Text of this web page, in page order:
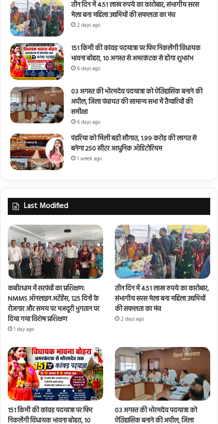
तीन दिन में 4.51 लाख रुपये का कारोबार, संभागीय सरस
मेला बना महिला उद्यमियों की सफलता का मंच
2 days ago
151 किमी की कांवड़ पदयात्रा पर फिर निकलेंगी विधायक
भावना बोहरा, 10 अगस्त से अमरकंटक से होगा शुभारंभ
6 days ago
03 अगस्त की भोरमदेव पदयात्रा को ऐतिहासिक बनाने की
अपील, जिला पंचायत की सामान्य सभा में तैयारियों की
समीक्षा
6 days ago
पंडरिया को मिली बड़ी सौगात, 1.99 करोड़ की लागत से
बनेगा 250 सीटर आधुनिक ऑडिटोरियम
1 week ago
Last Modified
कबीरधाम में सरपंचों का प्रशिक्षण:
NMMS ऑनलाइन अटेंडेंस, 125 दिनों के
रोजगार और समय पर मजदूरी भुगतान पर
दिया गया विशेष प्रशिक्षण
1 day ago
तीन दिन में 4.51 लाख रुपये का कारोबार,
संभागीय सरस मेला बना महिला उद्यमियों
की सफलता का मंच
2 days ago
151 किमी की कांवड़ पदयात्रा पर फिर
निकलेंगी विधायक भावना बोहरा, 10
03 अगस्त की भोरमदेव पदयात्रा को
ऐतिहासिक बनाने की अपील, जिला